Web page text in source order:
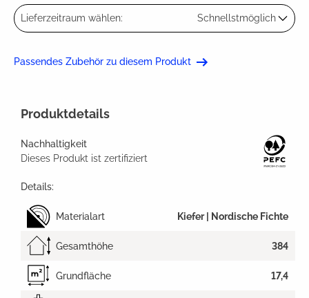
Lieferzeitraum wählen: Schnellstmöglich
Passendes Zubehör zu diesem Produkt
Produktdetails
Nachhaltigkeit
Dieses Produkt ist zertifiziert
Details:
Materialart Kiefer | Nordische Fichte
Gesamthöhe 384
Grundfläche 17,4